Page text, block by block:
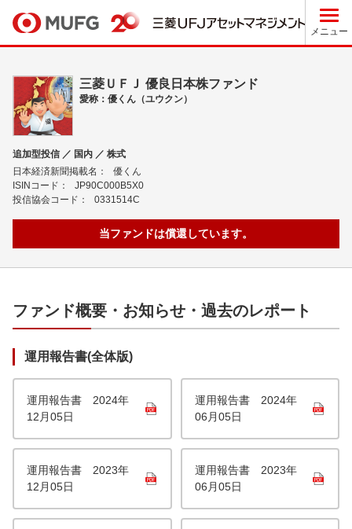
メニュー
三菱ＵＦＪ 優良日本株ファンド
愛称：優くん（ユウクン）
追加型投信 ／ 国内 ／ 株式
日本経済新聞掲載名：
優くん
ISINコード：
JP90C000B5X0
投信協会コード：
0331514C
当ファンドは償還しています。
ファンド概要・お知らせ・過去のレポート
運用報告書(全体版)
運用報告書 2024年
12月05日
運用報告書 2024年
06月05日
運用報告書 2023年
12月05日
運用報告書 2023年
06月05日